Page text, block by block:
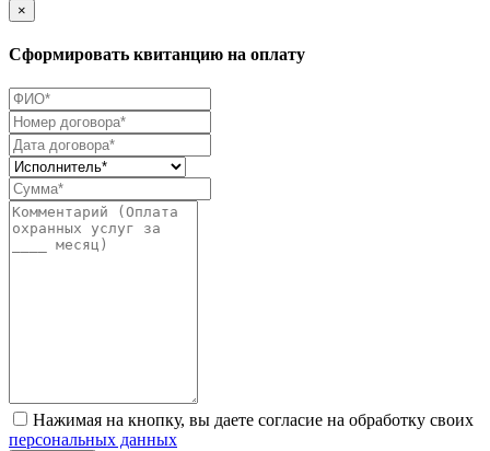
×
Сформировать квитанцию на оплату
Нажимая на кнопку, вы даете согласие на обработку своих
персональных данных